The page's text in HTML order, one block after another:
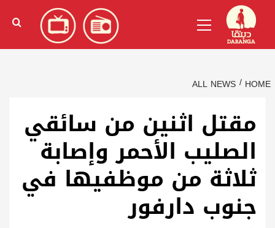
content
الإنجليزية)
Menu
HOME
ALL NEWS
مقتل اثنين من سائقي
الصليب الأحمر وإصابة
ثلاثة من موظفيها في
جنوب دارفور